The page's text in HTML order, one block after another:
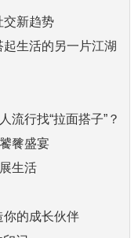
交新趋势
生活的另一片江湖
流行找“拉面搭子”？
餮盛宴
生活
你的成长伙伴